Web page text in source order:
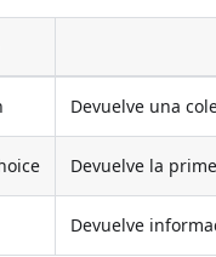
Devuelve una
Devuelve la
Devuelve